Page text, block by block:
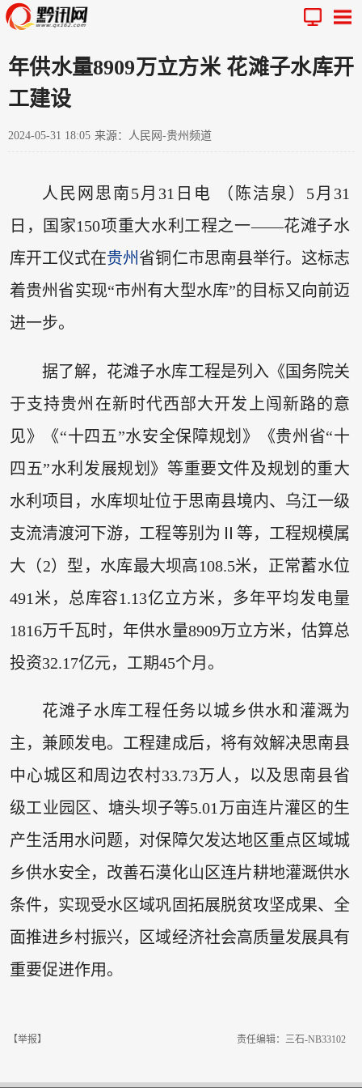
年供水量8909万立方米 花滩子水库开
工建设
2024-05-31 18:05 来源：人民网-贵州频道
人民网思南5月31日电 （陈洁泉）5月31
日，国家150项重大水利工程之一——花滩子水
库开工仪式在贵州 省铜仁市思南县举行。这标志
着贵州省实现“市州有大型水库”的目标又向前迈
进一步。
据了解，花滩子水库工程是列入《国务院关
于支持贵州在新时代西部大开发上闯新路的意
见》《“十四五”水安全保障规划》《贵州省“十
四五”水利发展规划》等重要文件及规划的重大
水利项目，水库坝址位于思南县境内、乌江一级
支流清渡河下游，工程等别为Ⅱ等，工程规模属
大（2）型，水库最大坝高108.5米，正常蓄水位
491米，总库容1.13亿立方米，多年平均发电量
1816万千瓦时，年供水量8909万立方米，估算总
投资32.17亿元，工期45个月。
花滩子水库工程任务以城乡供水和灌溉为
主，兼顾发电。工程建成后，将有效解决思南县
中心城区和周边农村33.73万人，以及思南县省
级工业园区、塘头坝子等5.01万亩连片灌区的生
产生活用水问题，对保障欠发达地区重点区域城
乡供水安全，改善石漠化山区连片耕地灌溉供水
条件，实现受水区域巩固拓展脱贫攻坚成果、全
面推进乡村振兴，区域经济社会高质量发展具有
重要促进作用。
【举报】 责任编辑：三石-NB33102